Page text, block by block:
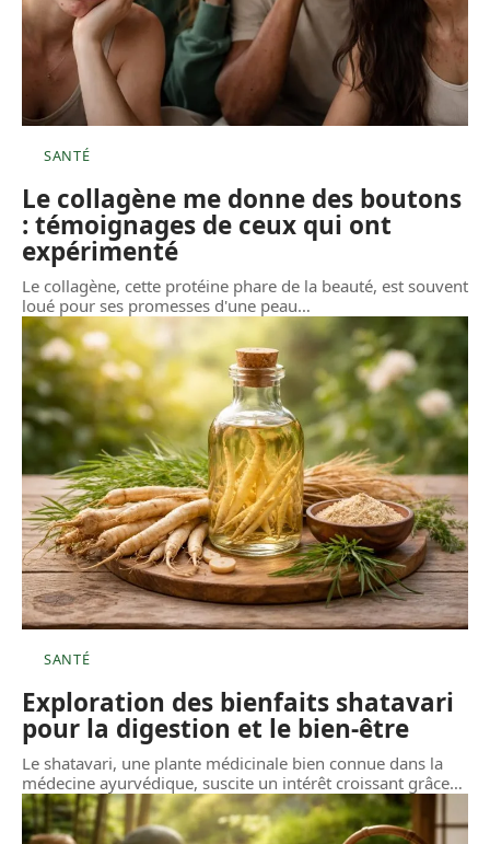
SANTÉ
Le collagène me donne des boutons
: témoignages de ceux qui ont
expérimenté
Le collagène, cette protéine phare de la beauté, est souvent
loué pour ses promesses d'une peau…
SANTÉ
Exploration des bienfaits shatavari
pour la digestion et le bien-être
Le shatavari, une plante médicinale bien connue dans la
médecine ayurvédique, suscite un intérêt croissant grâce…